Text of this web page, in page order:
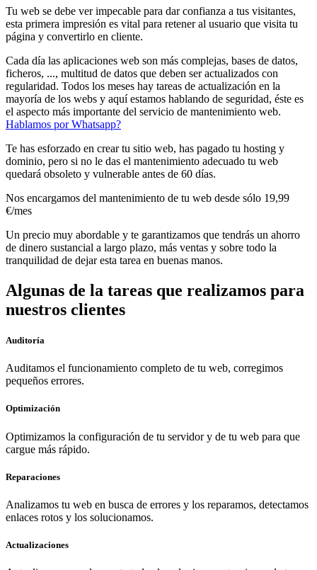
Tu web se debe ver impecable para dar confianza a tus visitantes,
esta primera impresión es vital para retener al usuario que visita tu
página y convertirlo en cliente.
Cada día las aplicaciones web son más complejas, bases de datos,
ficheros, ..., multitud de datos que deben ser actualizados con
regularidad. Todos los meses hay tareas de actualización en la
mayoría de los webs y aquí estamos hablando de seguridad, éste es
el aspecto más importante del servicio de mantenimiento web.
Hablamos por Whatsapp?
Te has esforzado en crear tu sitio web, has pagado tu hosting y
dominio, pero si no le das el mantenimiento adecuado tu web
quedará obsoleto y vulnerable antes de 60 días.
Nos encargamos del mantenimiento de tu web desde sólo 19,99
€/mes
Un precio muy abordable y te garantizamos que tendrás un ahorro
de dinero sustancial a largo plazo, más ventas y sobre todo la
tranquilidad de dejar esta tarea en buenas manos.
Algunas de la tareas que realizamos para
nuestros clientes
Auditoría
Auditamos el funcionamiento completo de tu web, corregimos
pequeños errores.
Optimización
Optimizamos la configuración de tu servidor y de tu web para que
cargue más rápido.
Reparaciones
Analizamos tu web en busca de errores y los reparamos, detectamos
enlaces rotos y los solucionamos.
Actualizaciones